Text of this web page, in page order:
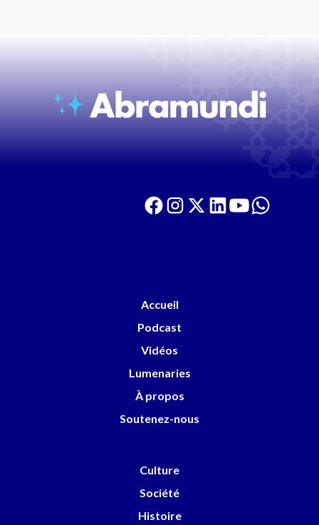
Accueil
Podcast
Vidéos
Lumenaries
À propos
Soutenez-nous
Culture
Société
Histoire